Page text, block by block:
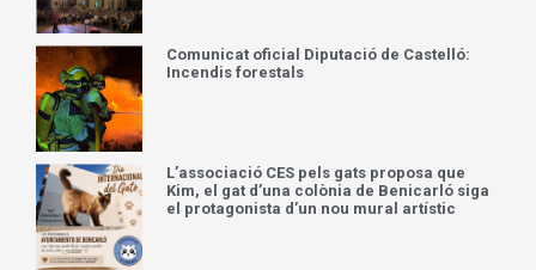
Comunicat oficial Diputació de Castelló:
Incendis forestals
L’associació CES pels gats proposa que
Kim, el gat d’una colònia de Benicarló siga
el protagonista d’un nou mural artístic